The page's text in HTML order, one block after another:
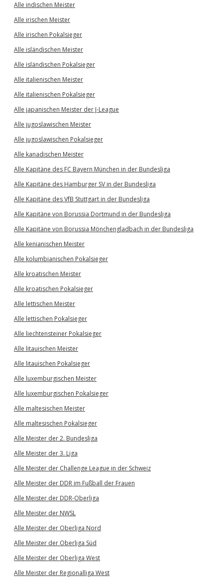
Alle indischen Meister
Alle irischen Meister
Alle irischen Pokalsieger
Alle isländischen Meister
Alle isländischen Pokalsieger
Alle italienischen Meister
Alle italienischen Pokalsieger
Alle japanischen Meister der J-League
Alle jugoslawischen Meister
Alle jugoslawischen Pokalsieger
Alle kanadischen Meister
Alle Kapitäne des FC Bayern München in der Bundesliga
Alle Kapitäne des Hamburger SV in der Bundesliga
Alle Kapitäne des VfB Stuttgart in der Bundesliga
Alle Kapitäne von Borussia Dortmund in der Bundesliga
Alle Kapitäne von Borussia Mönchengladbach in der Bundesliga
Alle kenianischen Meister
Alle kolumbianischen Pokalsieger
Alle kroatischen Meister
Alle kroatischen Pokalsieger
Alle lettischen Meister
Alle lettischen Pokalsieger
Alle liechtensteiner Pokalsieger
Alle litauischen Meister
Alle litauischen Pokalsieger
Alle luxemburgischen Meister
Alle luxemburgischen Pokalsieger
Alle maltesischen Meister
Alle maltesischen Pokalsieger
Alle Meister der 2. Bundesliga
Alle Meister der 3. Liga
Alle Meister der Challenge League in der Schweiz
Alle Meister der DDR im Fußball der Frauen
Alle Meister der DDR-Oberliga
Alle Meister der NWSL
Alle Meister der Oberliga Nord
Alle Meister der Oberliga Süd
Alle Meister der Oberliga West
Alle Meister der Regionalliga West